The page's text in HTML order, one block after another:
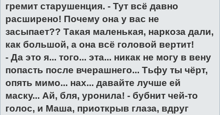
гремит старушенция. - Тут всё давно
расширено! Почему она у вас не
засыпает?? Такая маленькая, наркоза дали,
как большой, а она всё головой вертит!
- Да это я... того... эта... никак не могу в вену
попасть после вчерашнего... Тьфу ты чёрт,
опять мимо... нах... давайте лучше ей
маску... Ай, бля, уронила! - бубнит чей-то
голос, и Маша, приоткрыв глаза, вдруг